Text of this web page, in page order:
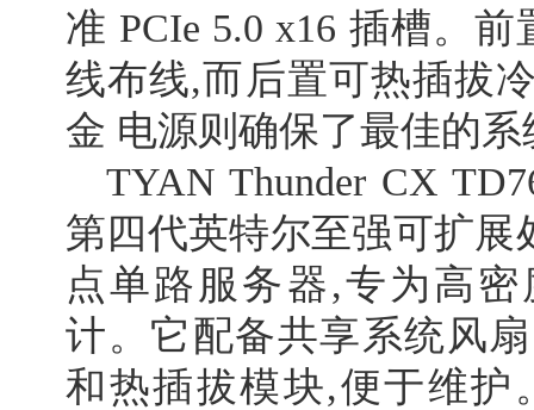
准 PCIe 5.0 x16 插槽。
线布线,而后置可热插拔
金 电源则确保了最佳的
TYAN Thunder CX
第四代英特尔至强可扩展
点单路服务器,专为高
计。它配备共享系统风
和热插拔模块,便于维护